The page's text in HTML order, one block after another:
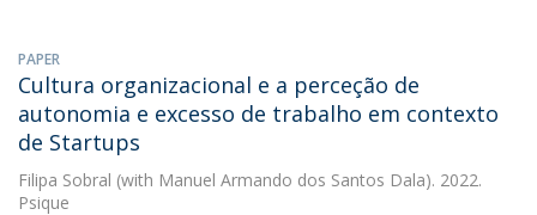
PAPER
Cultura organizacional e a perceção de
autonomia e excesso de trabalho em contexto
de Startups
Filipa Sobral (with Manuel Armando dos Santos Dala). 2022.
Psique